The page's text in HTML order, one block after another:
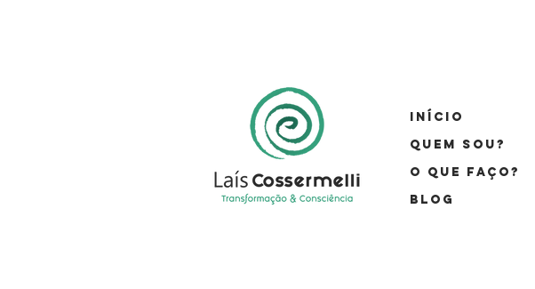
Início
Quem sou?
O que faço?
Blog